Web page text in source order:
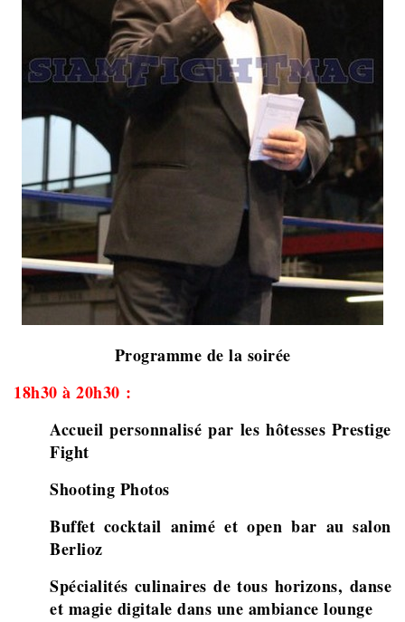
Programme de la soirée
18h30 à 20h30 :
Accueil personnalisé par les hôtesses Prestige
Fight
Shooting Photos
Buffet cocktail animé et open bar au salon
Berlioz
Spécialités culinaires de tous horizons, danse
et magie digitale dans une ambiance lounge